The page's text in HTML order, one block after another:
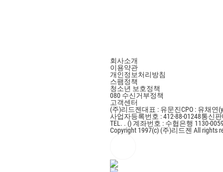
회사소개
이용약관
개인정보처리방침
스팸정책
청소년 보호정책
080 수신거부정책
고객센터
(주)리드젠대표 : 유문진CPO : 유채연
사업자등록번호 : 412-88-01248통신
TEL. . () 계좌번호 : 수협은행 1130-
Copyright 1997(c) (주)리드젠 All rights